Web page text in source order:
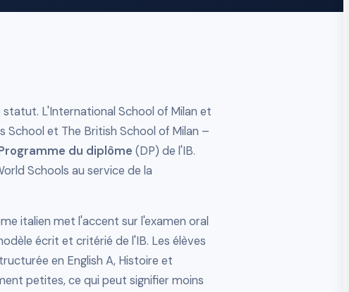
L'International School of Milan et
School et The British School of Milan –
du diplôme (DP) de l'IB.
Schools au service de la
italien met l'accent sur l'examen oral
écrit et critérié de l'IB. Les élèves
en English A, Histoire et
petites, ce qui peut signifier moins